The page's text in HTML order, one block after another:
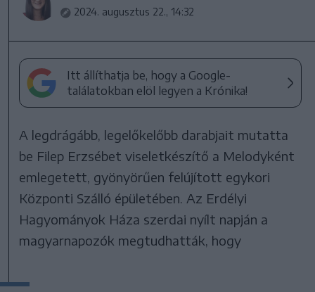
2024. augusztus 22., 14:32
Itt állíthatja be, hogy a Google-
találatokban elöl legyen a Krónika!
A legdrágább, legelőkelőbb darabjait mutatta
be Filep Erzsébet viseletkészítő a Melodyként
emlegetett, gyönyörűen felújított egykori
Központi Szálló épületében. Az Erdélyi
Hagyományok Háza szerdai nyílt napján a
magyarnapozók megtudhatták, hogy